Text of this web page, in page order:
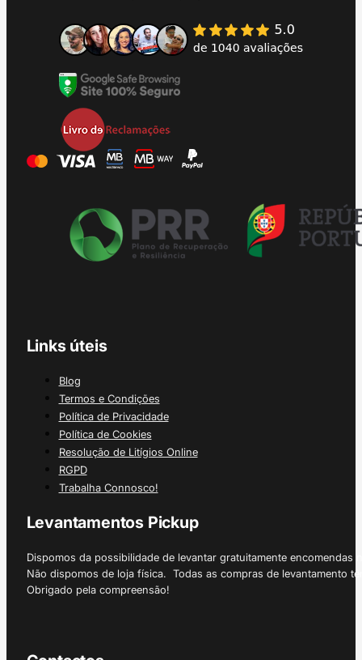
Links úteis
Blog
Termos e Condições
Política de Privacidade
Política de Cookies
Resolução de Litígios Online
RGPD
Trabalha Connosco!
Levantamentos Pickup
Dispomos da possibilidade de levantar gratuitamente
Não dispomos de loja física. Todas as compras de levantamento
Obrigado pela compreensão!